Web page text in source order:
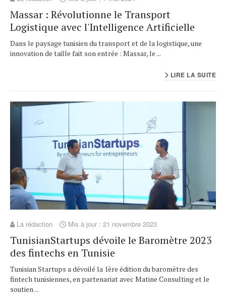
Massar : Révolutionne le Transport
Logistique avec l'Intelligence Artificielle
Dans le paysage tunisien du transport et de la logistique, une
innovation de taille fait son entrée : Massar, le ...
LIRE LA SUITE
La rédaction Mis à jour : 21 novembre 2023
TunisianStartups dévoile le Baromètre 2023
des fintechs en Tunisie
Tunisian Startups a dévoilé la 1ère édition du baromètre des
fintech tunisiennes, en partenariat avec Matine Consulting et le
soutien ...